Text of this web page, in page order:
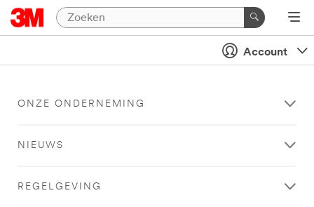
Account
ONZE ONDERNEMING
NIEUWS
REGELGEVING